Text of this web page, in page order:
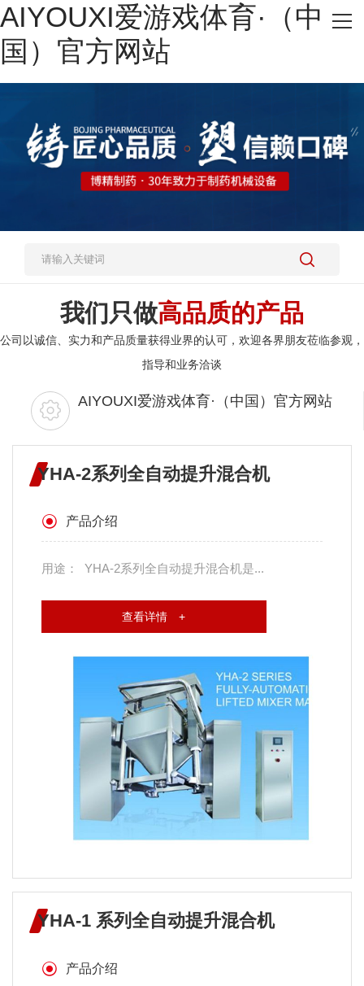
AIYOUXI爱游戏体育·（中
国）官方网站
网站AIYOUXI爱游戏体育·（中国）官方网站
热销产品
新闻资讯
人才招聘
我们只做高品质的产品
公司以诚信、实力和产品质量获得业界的认可，欢迎各界朋友莅临参观，
指导和业务洽谈
AIYOUXI爱游戏体育·（中国）官方网站
YHA-2系列全自动提升混合机
产品介绍
用途： YHA-2系列全自动提升混合机是...
查看详情 +
YHA-1 系列全自动提升混合机
产品介绍